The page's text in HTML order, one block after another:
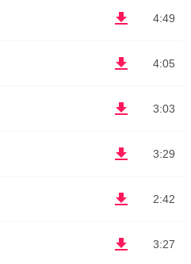
4:49
4:05
3:03
3:29
2:42
3:27